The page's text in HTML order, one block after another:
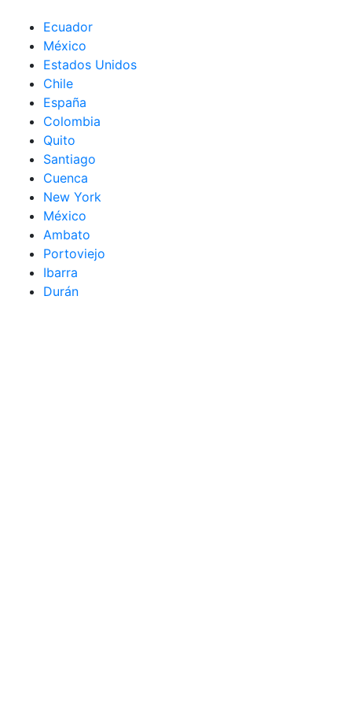
Ecuador
México
Estados Unidos
Chile
España
Colombia
Quito
Santiago
Cuenca
New York
México
Ambato
Portoviejo
Ibarra
Durán